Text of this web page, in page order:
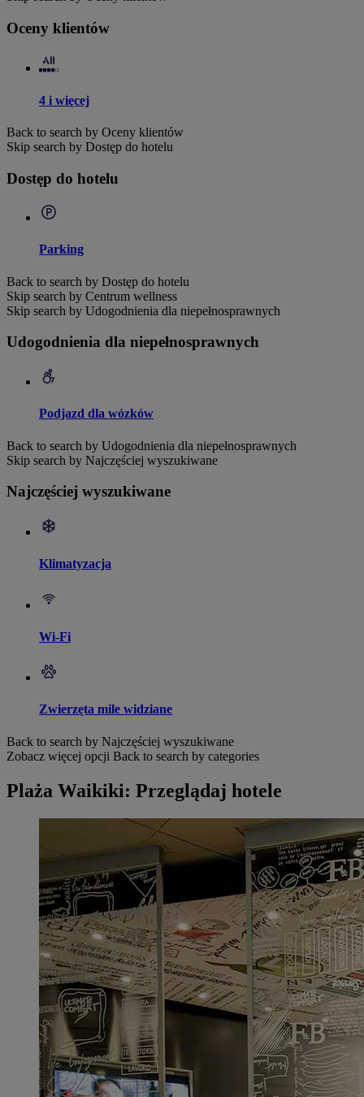
Oceny klientów
4 i więcej
Back to search by Oceny klientów
Skip search by Dostęp do hotelu
Dostęp do hotelu
Parking
Back to search by Dostęp do hotelu
Skip search by Centrum wellness
Skip search by Udogodnienia dla niepełnosprawnych
Udogodnienia dla niepełnosprawnych
Podjazd dla wózków
Back to search by Udogodnienia dla niepełnosprawnych
Skip search by Najczęściej wyszukiwane
Najczęściej wyszukiwane
Klimatyzacja
Wi-Fi
Zwierzęta mile widziane
Back to search by Najczęściej wyszukiwane
Zobacz więcej opcji Back to search by categories
Plaża Waikiki: Przeglądaj hotele